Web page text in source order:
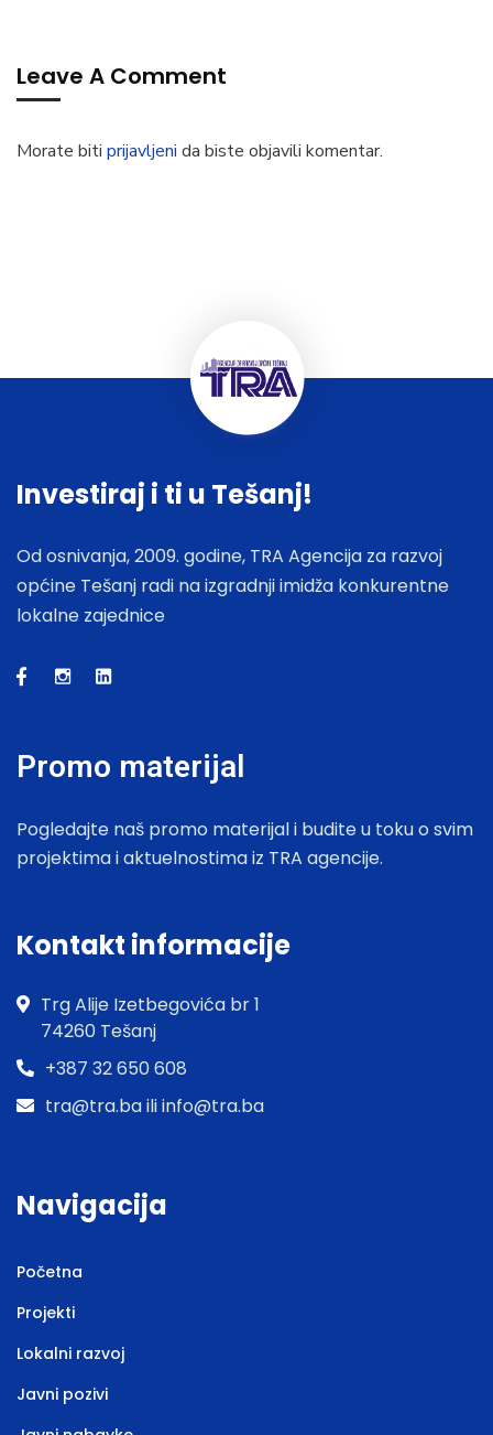
Leave A Comment
Morate biti prijavljeni da biste objavili komentar.
Investiraj i ti u Tešanj!
Od osnivanja, 2009. godine, TRA Agencija za razvoj
općine Tešanj radi na izgradnji imidža konkurentne
lokalne zajednice
Promo materijal
Pogledajte naš promo materijal i budite u toku o svim
projektima i aktuelnostima iz TRA agencije.
Kontakt informacije
Trg Alije Izetbegovića br 1
74260 Tešanj
+387 32 650 608
tra@tra.ba ili info@tra.ba
Navigacija
Početna
Projekti
Lokalni razvoj
Javni pozivi